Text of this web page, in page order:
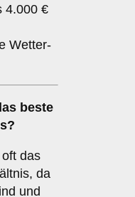
4.000 €
Wetter-
beste
das
da
und